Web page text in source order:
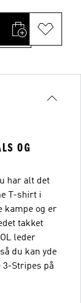
OG
har alt det
T-shirt i
kampe og er
takket
leder
du kan yde
Stripes på